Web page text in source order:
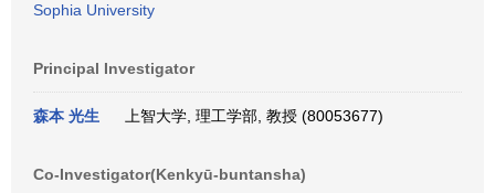
Sophia University
Principal Investigator
森本 光生 上智大学, 理工学部, 教授 (80053677)
Co-Investigator(Kenkyū-buntansha)